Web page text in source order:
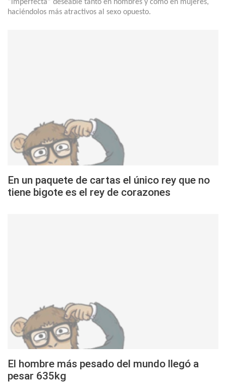
“imperfecta” deseable tanto en hombres y como en mujeres,
haciéndolos más atractivos al sexo opuesto.
En un paquete de cartas el único rey que no
tiene bigote es el rey de corazones
El hombre más pesado del mundo llegó a
pesar 635kg